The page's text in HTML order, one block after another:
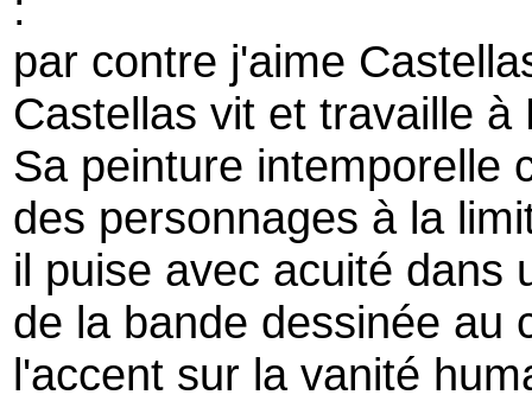
par contre j'aime
Castellas vit et travaille à
Sa peinture intemporelle
des personnages à la
il puise avec acuité dans
de la bande dessinée au
l'accent sur la vanité